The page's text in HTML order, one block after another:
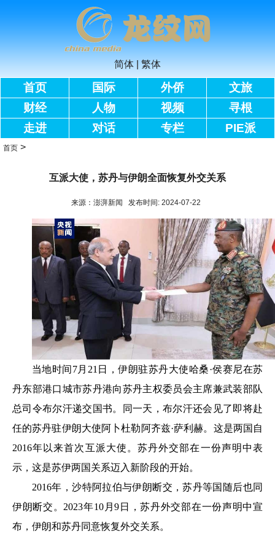
简体 繁体
首页 国际 外侨
文旅
财经
人物 视频
寻根
走进
对话 专栏 PIE派
首页 >
互派大使，苏丹与伊朗全面恢复外交关系
来源：澎湃新闻 发布时间: 2024-07-22
当地时间7月21日，伊朗驻苏丹大使哈桑·侯赛尼在苏
丹东部港口城市苏丹港向苏丹主权委员会主席兼武装部队
总司令布尔汗递交国书。同一天，布尔汗还会见了即将赴
任的苏丹驻伊朗大使阿卜杜勒阿齐兹·萨利赫。这是两国自
2016年以来首次互派大使。苏丹外交部在一份声明中表
示，这是苏伊两国关系迈入新阶段的开始。
2016年，沙特阿拉伯与伊朗断交，苏丹等国随后也同
伊朗断交。2023年10月9日，苏丹外交部在一份声明中宣
布，伊朗和苏丹同意恢复外交关系。